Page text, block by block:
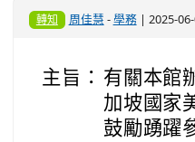
轉知 周佳慧 -學務| 2025-
主旨： 有關本館
加坡國家
鼓勵踴躍